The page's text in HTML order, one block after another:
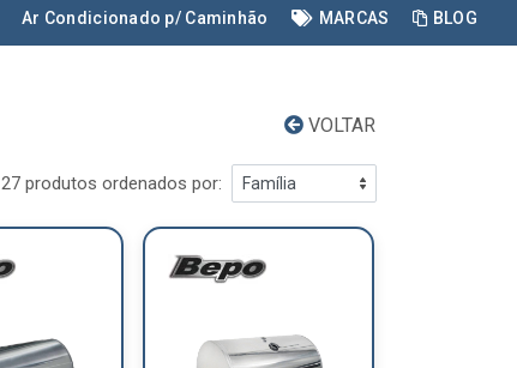
Ar Condicionado p/ Caminhão MARCAS BLOG
VOLTAR
27 produtos ordenados por: